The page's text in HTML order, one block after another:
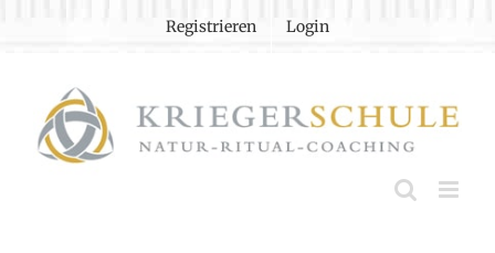
springen
Registrieren Login